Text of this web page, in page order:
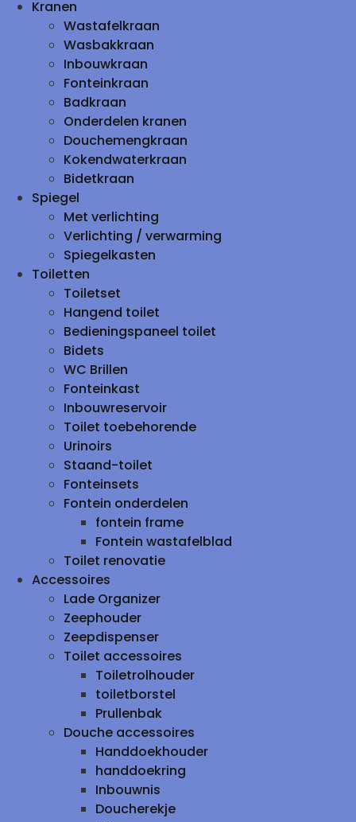
Kranen
Wastafelkraan
Wasbakkraan
Inbouwkraan
Fonteinkraan
Badkraan
Onderdelen kranen
Douchemengkraan
Kokendwaterkraan
Bidetkraan
Spiegel
Met verlichting
Verlichting / verwarming
Spiegelkasten
Toiletten
Toiletset
Hangend toilet
Bedieningspaneel toilet
Bidets
WC Brillen
Fonteinkast
Inbouwreservoir
Toilet toebehorende
Urinoirs
Staand-toilet
Fonteinsets
Fontein onderdelen
fontein frame
Fontein wastafelblad
Toilet renovatie
Accessoires
Lade Organizer
Zeephouder
Zeepdispenser
Toilet accessoires
Toiletrolhouder
toiletborstel
Prullenbak
Douche accessoires
Handdoekhouder
handdoekring
Inbouwnis
Doucherekje